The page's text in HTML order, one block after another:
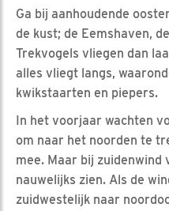
Ga bij aanhoudende
de kust; de Eemshaven,
Trekvogels vliegen dan
alles vliegt langs,
kwikstaarten en piepers.
In het voorjaar wachten
om naar het noorden te
mee. Maar bij zuidenwind
nauwelijks zien. Als de
zuidwestelijk naar